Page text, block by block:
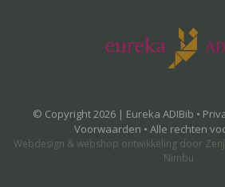
© Copyright 2026 | Eureka ADIBib •
Voorwaarden • Alle rechten
Webdesign & webshop ontwikkeling door
Nimbu